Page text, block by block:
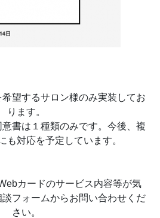
望するサロン様のみ実装してお
ります。
書は１種類のみです。今後、複
も対応を予定しています。
カードのサービス内容等が気
フォームからお問い合わせくだ
さい。